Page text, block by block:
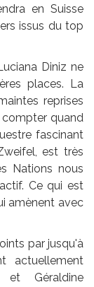
en Suisse
issus du top
Diniz ne
places. La
reprises
compter quand
fascinant
est très
Nations nous
Ce qui est
amènent avec
par jusqu'à
actuellement
et Géraldine